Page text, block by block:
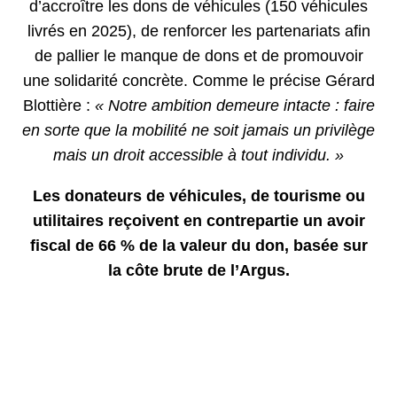
d’accroître les dons de véhicules (150 véhicules
livrés en 2025), de renforcer les partenariats afin
de pallier le manque de dons et de promouvoir
une solidarité concrète. Comme le précise Gérard
Blottière : « Notre ambition demeure intacte : faire
en sorte que la mobilité ne soit jamais un privilège
mais un droit accessible à tout individu. »
Les donateurs de véhicules, de tourisme ou
utilitaires reçoivent en contrepartie un avoir
fiscal de 66 % de la valeur du don, basée sur
la côte brute de l’Argus.